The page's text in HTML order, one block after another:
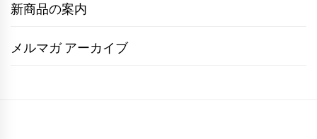
新商品の案内
メルマガ アーカイブ